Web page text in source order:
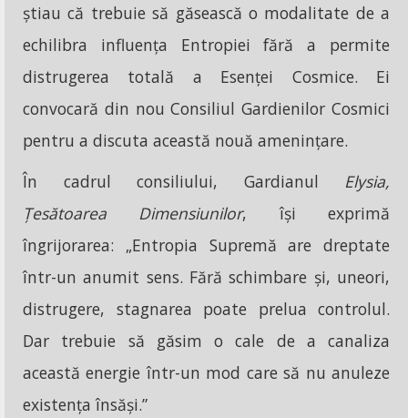
știau că trebuie să găsească o modalitate de a
echilibra influența Entropiei fără a permite
distrugerea totală a Esenței Cosmice. Ei
convocară din nou Consiliul Gardienilor Cosmici
pentru a discuta această nouă amenințare.
În cadrul consiliului, Gardianul Elysia,
Țesătoarea Dimensiunilor, își exprimă
îngrijorarea: „Entropia Supremă are dreptate
într-un anumit sens. Fără schimbare și, uneori,
distrugere, stagnarea poate prelua controlul.
Dar trebuie să găsim o cale de a canaliza
această energie într-un mod care să nu anuleze
existența însăși.”